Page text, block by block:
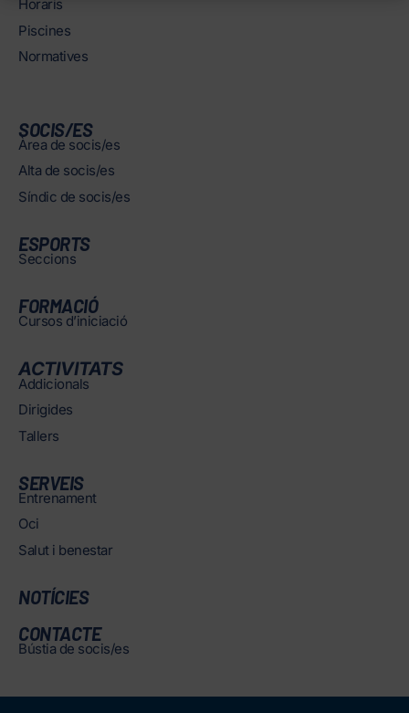
Horaris
Piscines
Normatives
SOCIS/ES
Àrea de socis/es
Alta de socis/es
Síndic de socis/es
ESPORTS
Seccions
FORMACIÓ
Cursos d’iniciació
ACTIVITATS
Addicionals
Dirigides
Tallers
SERVEIS
Entrenament
Oci
Salut i benestar
NOTÍCIES
CONTACTE
Bústia de socis/es